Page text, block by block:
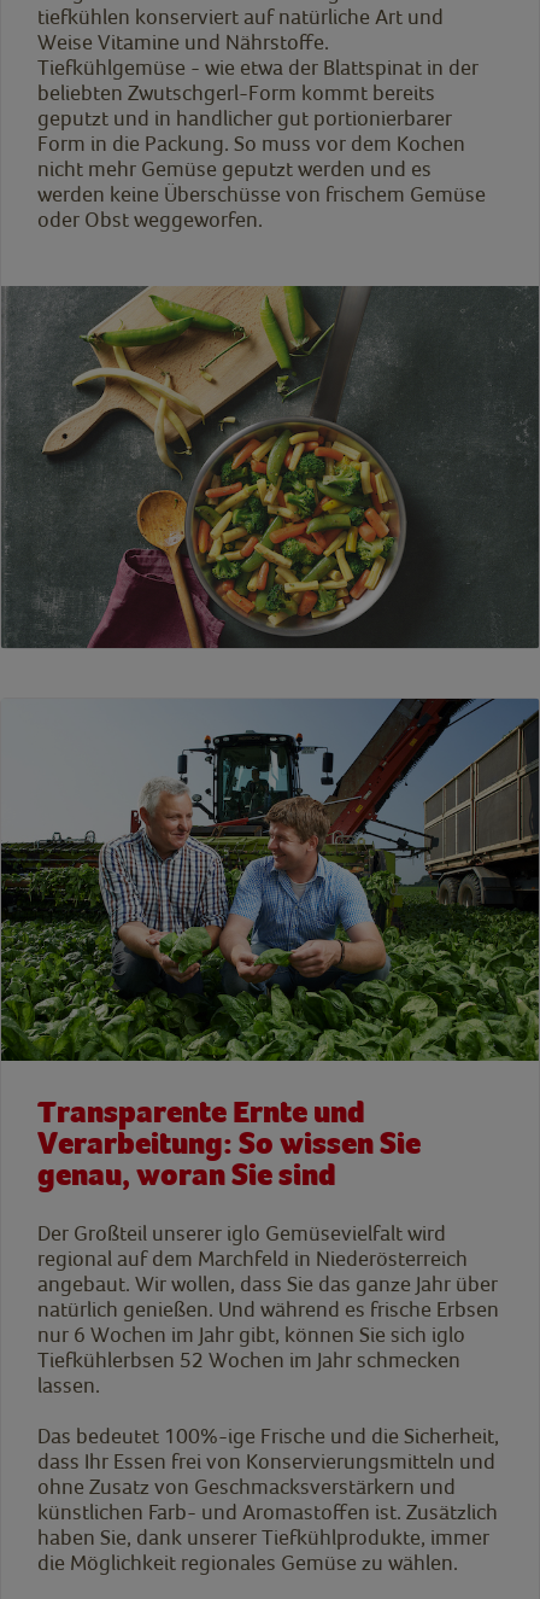
tiefkühlen konserviert auf natürliche Art und
Weise Vitamine und Nährstoffe.
Tiefkühlgemüse - wie etwa der Blattspinat in der
beliebten Zwutschgerl-Form kommt bereits
geputzt und in handlicher gut portionierbarer
Form in die Packung. So muss vor dem Kochen
nicht mehr Gemüse geputzt werden und es
werden keine Überschüsse von frischem Gemüse
oder Obst weggeworfen.
Transparente Ernte und
Verarbeitung: So wissen Sie
genau, woran Sie sind
Der Großteil unserer iglo Gemüsevielfalt wird
regional auf dem Marchfeld in Niederösterreich
angebaut. Wir wollen, dass Sie das ganze Jahr über
natürlich genießen. Und während es frische Erbsen
nur 6 Wochen im Jahr gibt, können Sie sich iglo
Tiefkühlerbsen 52 Wochen im Jahr schmecken
lassen.
Das bedeutet 100%-ige Frische und die Sicherheit,
dass Ihr Essen frei von Konservierungsmitteln und
ohne Zusatz von Geschmacksverstärkern und
künstlichen Farb- und Aromastoffen ist. Zusätzlich
haben Sie, dank unserer Tiefkühlprodukte, immer
die Möglichkeit regionales Gemüse zu wählen.